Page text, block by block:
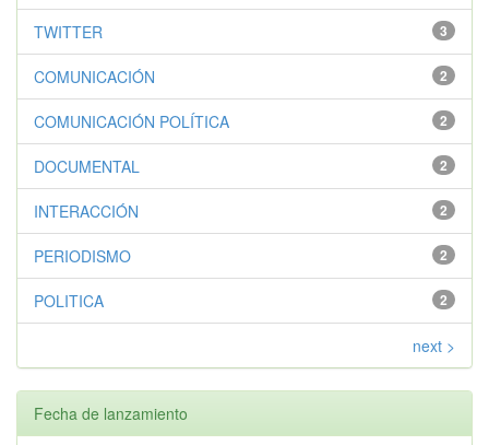
3
TWITTER
2
COMUNICACIÓN
2
COMUNICACIÓN POLÍTICA
2
DOCUMENTAL
2
INTERACCIÓN
2
PERIODISMO
2
POLITICA
next >
Fecha de lanzamiento